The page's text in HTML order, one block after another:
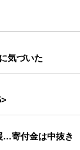
気づいた
…寄付金は中抜き